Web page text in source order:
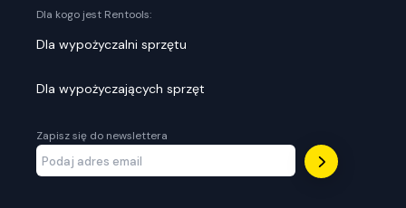
Dla kogo jest Rentools:
Dla wypożyczalni sprzętu
Dla wypożyczających sprzęt
Zapisz się do newslettera